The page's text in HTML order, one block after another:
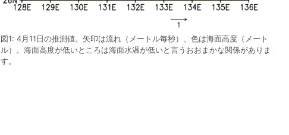
図1: 4月11日の推測値。矢印は流れ（メートル毎秒）、色は海面高度（メート
ル）。海面高度が低いところは海面水温が低いと言うおおまかな関係がありま
す。